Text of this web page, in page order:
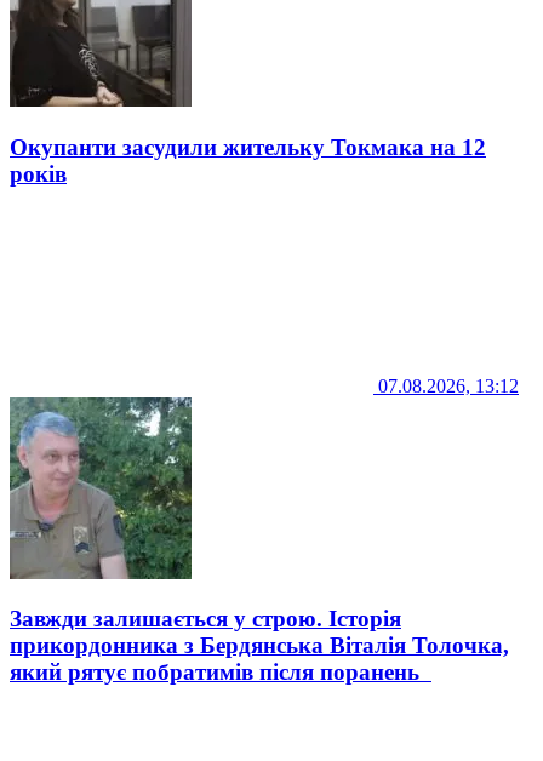
Окупанти засудили жительку Токмака на 12
років
07.08.2026, 13:12
Завжди залишається у строю. Історія
прикордонника з Бердянська Віталія Толочка,
який рятує побратимів після поранень